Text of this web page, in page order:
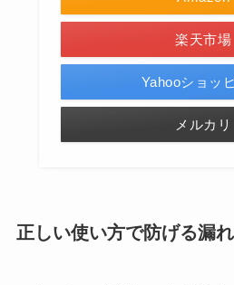
楽天市場
Yahooショッ
メルカリ
正しい使い方で防げる漏